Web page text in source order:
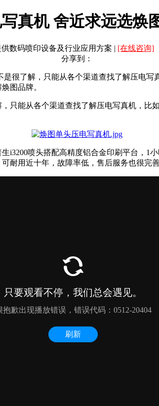
真机 舍近求远选焕
数码喷印设备及行业应用方案 | [在线咨询]
分享到：
很了解，只能从各个渠道查找了解压电
图品牌。
，只能从各个渠道查找了解压电写真机，
i3200喷头搭配高精度铝合金印刷平台，1
耐用近十年，故障率低，售后服务也很完